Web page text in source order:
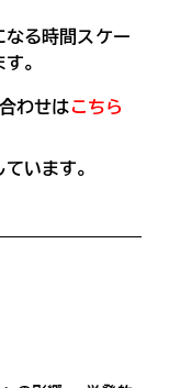
なる時間スケー
。
わせはこちら
います。